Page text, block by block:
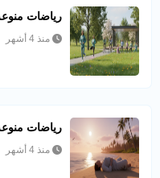
رياضات
منذ 4 أشهر
رياضات
منذ 4 أشهر